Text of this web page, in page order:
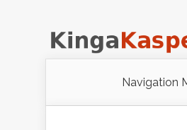
Navigation